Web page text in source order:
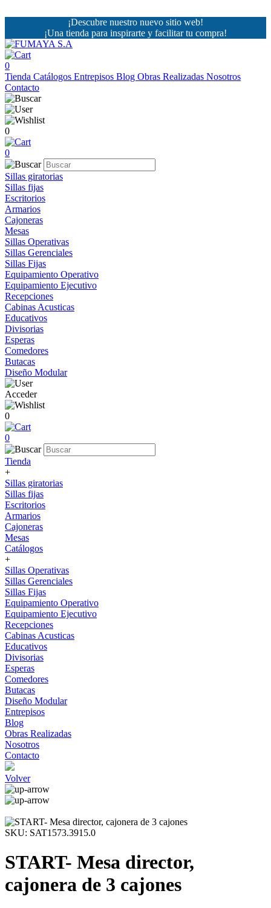
¡Descubre nuestro nuevo sitio web!
¡Una tienda para inspirarte y facilitar tu compra!
0
Tienda Catálogos Entrepisos Blog Obras Realizadas Nosotros
Contacto
0
0
Sillas giratorias
Sillas fijas
Escritorios
Armarios
Cajoneras
Mesas
Sillas Operativas
Sillas Gerenciales
Sillas Fijas
Equipamiento Operativo
Equipamiento Ejecutivo
Recepciones
Cabinas Acusticas
Educativos
Divisorias
Esperas
Comedores
Butacas
Diseño Modular
Acceder
0
0
Tienda
+
Sillas giratorias
Sillas fijas
Escritorios
Armarios
Cajoneras
Mesas
Catálogos
+
Sillas Operativas
Sillas Gerenciales
Sillas Fijas
Equipamiento Operativo
Equipamiento Ejecutivo
Recepciones
Cabinas Acusticas
Educativos
Divisorias
Esperas
Comedores
Butacas
Diseño Modular
Entrepisos
Blog
Obras Realizadas
Nosotros
Contacto
Volver
SKU: SAT1573.3915.0
START- Mesa director,
cajonera de 3 cajones